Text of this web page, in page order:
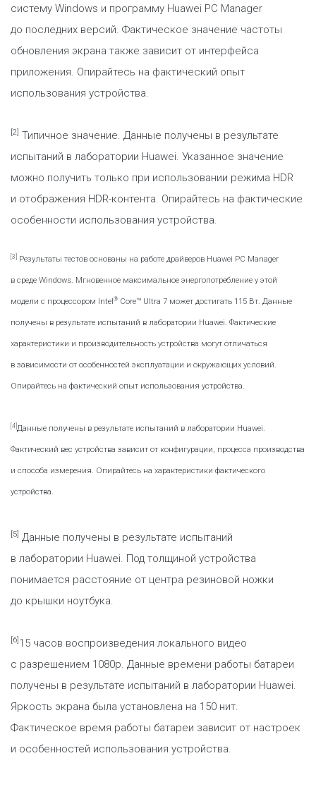
систему Windows и программу Huawei PC Manager
до последних версий. Фактическое значение частоты
обновления экрана также зависит от интерфейса
приложения. Опирайтесь на фактический опыт
использования устройства.
[2] Типичное значение. Данные получены в результате
испытаний в лаборатории Huawei. Указанное значение
можно получить только при использовании режима HDR
и отображения HDR-контента. Опирайтесь на фактические
особенности использования устройства.
[3] Результаты тестов основаны на работе драйверов Huawei PC Manager
в среде Windows. Мгновенное максимальное энергопотребление у этой
модели с процессором Intel® Core™ Ultra 7 может достигать 115 Вт. Данные
получены в результате испытаний в лаборатории Huawei. Фактические
характеристики и производительность устройства могут отличаться
в зависимости от особенностей эксплуатации и окружающих условий.
Опирайтесь на фактический опыт использования устройства.
[4] Данные получены в результате испытаний в лаборатории Huawei.
Фактический вес устройства зависит от конфигурации, процесса производства
и способа измерения. Опирайтесь на характеристики фактического
устройства.
[5] Данные получены в результате испытаний
в лаборатории Huawei. Под толщиной устройства
понимается расстояние от центра резиновой ножки
до крышки ноутбука.
[6] 15 часов воспроизведения локального видео
с разрешением 1080p. Данные времени работы батареи
получены в результате испытаний в лаборатории Huawei.
Яркость экрана была установлена на 150 нит.
Фактическое время работы батареи зависит от настроек
и особенностей использования устройства.